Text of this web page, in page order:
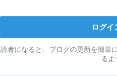
ログイ
読者になると、ブログの更新を簡単
るよ